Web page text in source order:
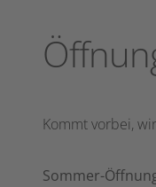
Kommt vorbei,
Sommer-